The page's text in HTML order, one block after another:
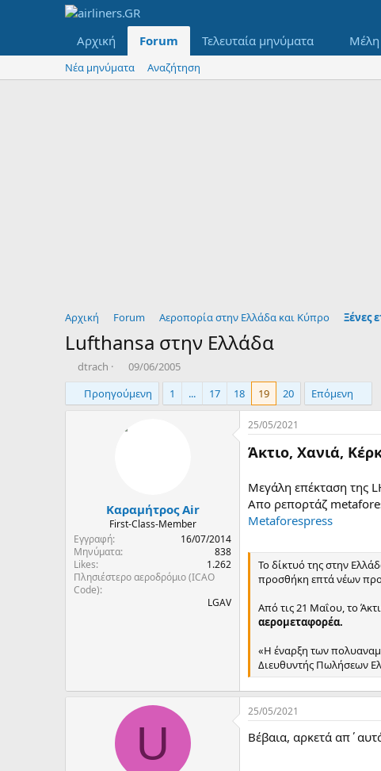
Αρχική Forum Τελευταία μηνύματα Μέλη
Νέα μηνύματα Αναζήτηση
Αρχική Forum Αεροπορία στην Ελλάδα και Κύπρο Ξένες
Lufthansa στην Ελλάδα
T
h
e
r
dtrach
Η
μ
ε
ρ
δ
η
υ
09/06/2005
Προηγούμενη
1 ... 17 18 19 20 Επόμενη
Καραμήτρος Air
First-Class-Member
Εγγραφή
16/07/2014
Μηνύματα
838
Likes
1.262
Πλησιέστερο αεροδρόμιο (ICAO
Code)
LGAV
25/05/2021
Άκτιο, Χανιά,
Μεγάλη επέκταση της
Απο ρεπορτάζ
Metaforespress
Το δίκτυό της στην
προσθήκη επτά νέων
Από τις 21 Μαΐου, το
αερομεταφορέα.
«Η έναρξη των
Διευθυντής Πωλήσεων
U
25/05/2021
Βέβαια, αρκετά